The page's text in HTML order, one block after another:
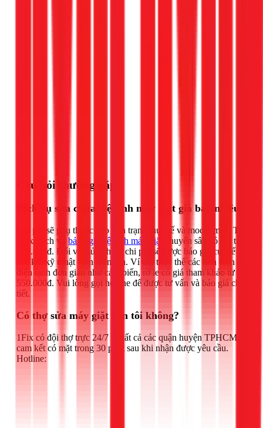
Câu hỏi thường gặp
Dịch vụ sửa chữa, vệ sinh máy giặt giá bao nhiêu?
Chi phí sẽ phụ thuộc vào tình trạng thực tế và model máy. Tại
1Fix, dịch vụ bảng giá vệ sinh máy giặt
chuyên sâu có giá từ
300.000đ. Đối với sửa chữa, chi phí sẽ được báo giá cụ thể
sau khi kỹ thuật viên kiểm tra. Ví dụ, thay thế các linh kiện
điện lạnh đơn giản như cảm biến, rờ le có giá tham khảo từ
550.000đ. Vui lòng gọi hotline để được tư vấn và báo giá chi
tiết.
Có thợ sửa máy giặt gần tôi không?
1Fix có đội thợ trực 24/7 tại tất cả các quận huyện TPHCM,
cam kết có mặt trong 30 phút sau khi nhận được yêu cầu.
Hotline: